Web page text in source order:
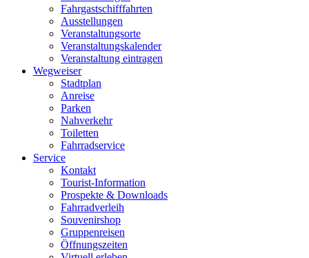
Fahrgastschifffahrten
Ausstellungen
Veranstaltungsorte
Veranstaltungskalender
Veranstaltung eintragen
Wegweiser
Stadtplan
Anreise
Parken
Nahverkehr
Toiletten
Fahrradservice
Service
Kontakt
Tourist-Information
Prospekte & Downloads
Fahrradverleih
Souvenirshop
Gruppenreisen
Öffnungszeiten